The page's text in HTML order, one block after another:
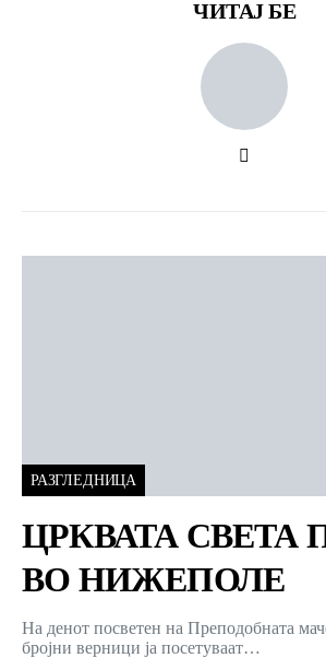
ЧИТАЈ БЕ
РАЗГЛЕДНИЦА
ЦРКВАТА СВЕТА
ВО НИЖЕПОЛЕ
На денот посветен на Преподобната
бројни верници ја посетуваат…